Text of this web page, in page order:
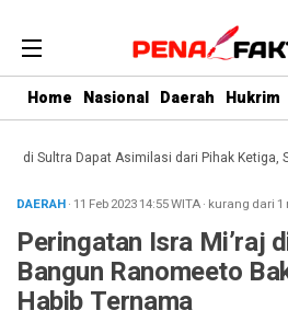
Home Nasional Daerah Hukrim
Dapat Asimilasi dari Pihak Ketiga, Salah
DAERAH· 11 Feb 202314:55WITA· kurang dari 1
Peringatan Isra Mi’raj
Bangun Ranomeeto
Habib Ternama